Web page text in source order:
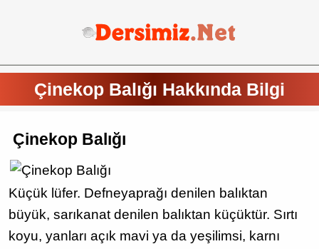
Çinekop Balığı Hakkında Bilgi
Çinekop Balığı
Küçük lüfer. Defneyaprağı denilen balıktan
büyük, sarıkanat denilen balıktan küçüktür. Sırtı
koyu, yanları açık mavi ya da yeşilimsi, karnı